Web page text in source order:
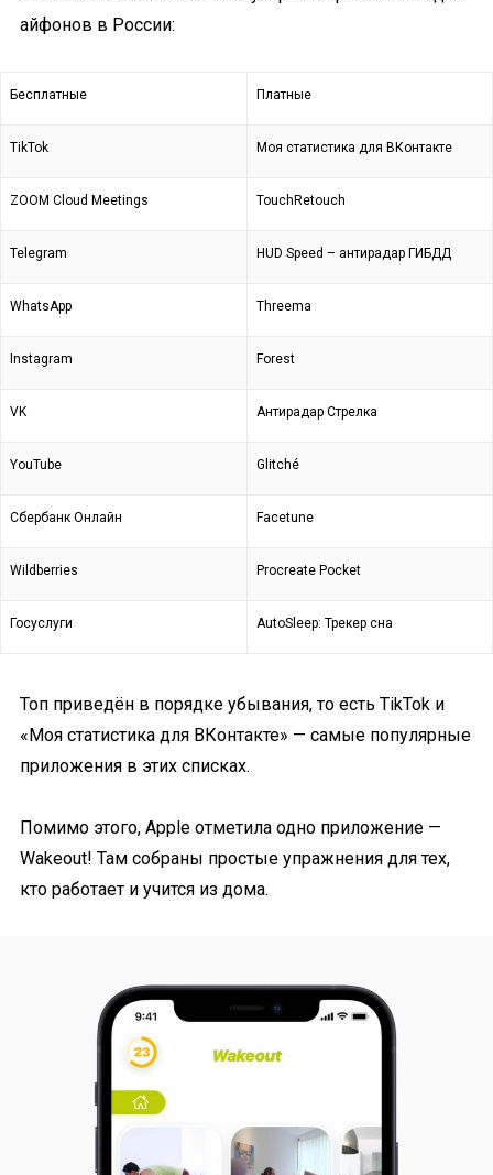
айфонов в России:
Бесплатные Платные
TikTok Моя статистика для ВКонтакте
ZOOM Cloud Meetings TouchRetouch
Telegram HUD Speed – антирадар ГИБДД
WhatsApp Threema
Instagram Forest
VK Антирадар Стрелка
YouTube Glitché
Сбербанк Онлайн Facetune
Wildberries Procreate Pocket
Госуслуги AutoSleep: Трекер сна
Топ приведён в порядке убывания, то есть TikTok и
«Моя статистика для ВКонтакте» — самые популярные
приложения в этих списках.
Помимо этого, Apple отметила одно приложение —
Wakeout! Там собраны простые упражнения для тех,
кто работает и учится из дома.